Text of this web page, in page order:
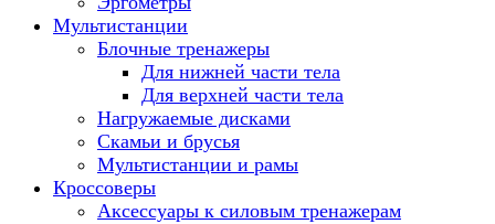
Мультистанции
Блочные тренажеры
Для нижней части тела
Для верхней части тела
Нагружаемые дисками
Скамьи и брусья
Мультистанции и рамы
Кроссоверы
Аксессуары к силовым тренажерам